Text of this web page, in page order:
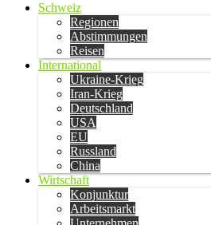
Schweiz
Regionen
Abstimmungen
Reisen
International
Ukraine-Krieg
Iran-Krieg
Deutschland
USA
EU
Russland
China
Wirtschaft
Konjunktur
Arbeitsmarkt